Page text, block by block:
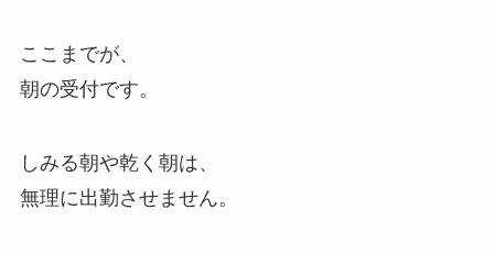
ここまでが、
朝の受付です。
しみる朝や乾く朝は、
無理に出勤させません。